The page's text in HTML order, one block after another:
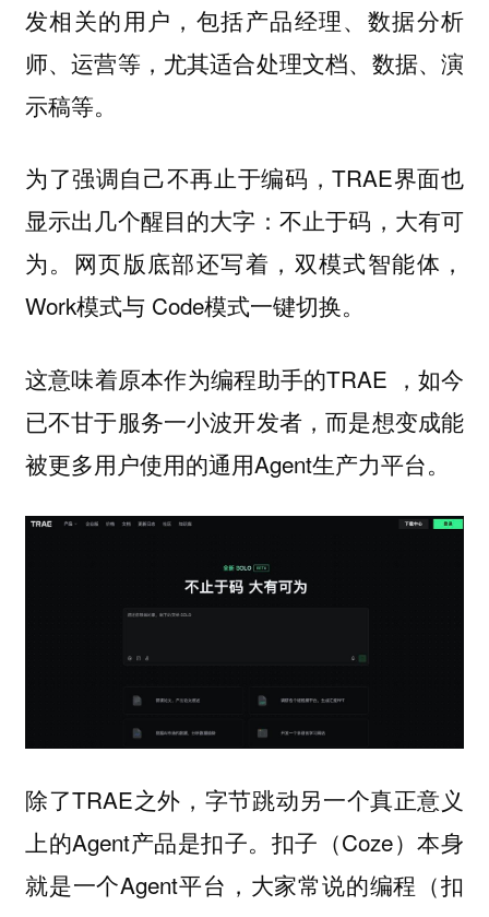
发相关的用户，包括产品经理、数据分析
师、运营等，尤其适合处理文档、数据、演
示稿等。
为了强调自己不再止于编码，TRAE界面也
显示出几个醒目的大字：不止于码，大有可
为。网页版底部还写着，双模式智能体，
Work模式与 Code模式一键切换。
这意味着原本作为编程助手的TRAE ，如今
已不甘于服务一小波开发者，而是想变成能
被更多用户使用的通用Agent生产力平台。
除了TRAE之外，字节跳动另一个真正意义
上的Agent产品是扣子。扣子（Coze）本身
就是一个Agent平台，大家常说的编程（扣